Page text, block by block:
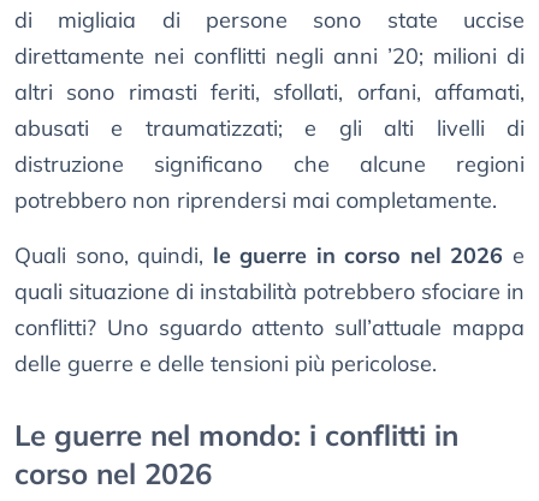
di migliaia di persone sono state uccise
direttamente nei conflitti negli anni ’20; milioni di
altri sono rimasti feriti, sfollati, orfani, affamati,
abusati e traumatizzati; e gli alti livelli di
distruzione significano che alcune regioni
potrebbero non riprendersi mai completamente.
Quali sono, quindi, le guerre in corso nel 2026 e
quali situazione di instabilità potrebbero sfociare in
conflitti? Uno sguardo attento sull’attuale mappa
delle guerre e delle tensioni più pericolose.
Le guerre nel mondo: i conflitti in
corso nel 2026